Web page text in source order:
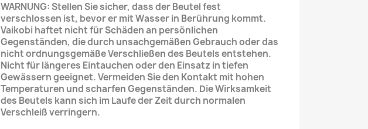
WARNUNG: Stellen Sie sicher, dass der Beutel fest
verschlossen ist, bevor er mit Wasser in Berührung kommt.
Vaikobi haftet nicht für Schäden an persönlichen
Gegenständen, die durch unsachgemäßen Gebrauch oder das
nicht ordnungsgemäße Verschließen des Beutels entstehen.
Nicht für längeres Eintauchen oder den Einsatz in tiefen
Gewässern geeignet. Vermeiden Sie den Kontakt mit hohen
Temperaturen und scharfen Gegenständen. Die Wirksamkeit
des Beutels kann sich im Laufe der Zeit durch normalen
Verschleiß verringern.